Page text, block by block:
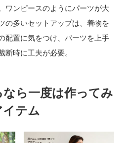
ワンピースのようにパーツが大
の多いセットアップは、着物を
配置に気をつけ、パーツを上手
断時に工夫が必要。
なら一度は作ってみ
テム